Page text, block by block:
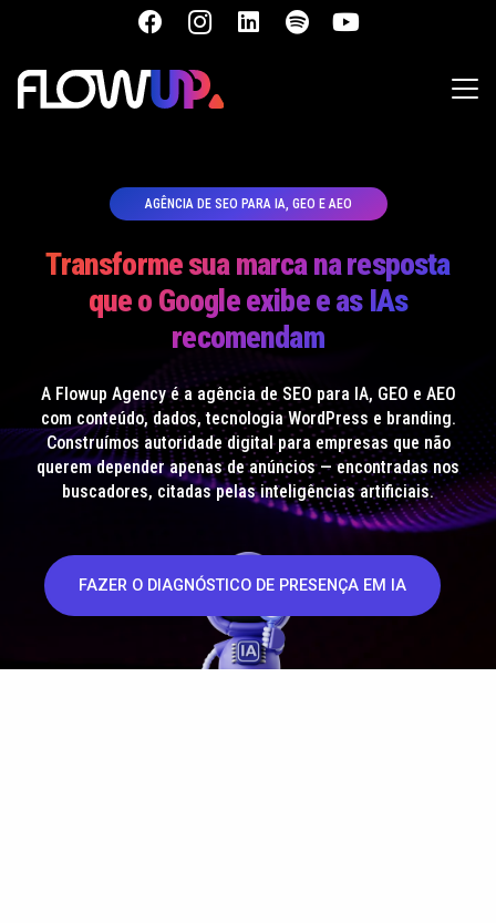
AGÊNCIA DE SEO PARA IA, GEO E AEO
Transforme sua marca na resposta
que o Google exibe e as IAs
recomendam
A Flowup Agency é a agência de SEO para IA, GEO e AEO
com conteúdo, dados, tecnologia WordPress e branding.
Construímos autoridade digital para empresas que não
querem depender apenas de anúncios — encontradas nos
buscadores, citadas pelas inteligências artificiais.
FAZER O DIAGNÓSTICO DE PRESENÇA EM IA